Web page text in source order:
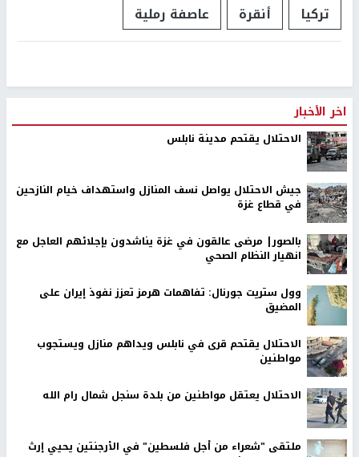
تركيا
أنقرة عاصفة رملية
اخر الأخبار
الاحتلال يقتحم مدينة نابلس
جيش الاحتلال يواصل نسف المنازل واستهداف خيام النازحين
في قطاع غزة
بالصور| مرضى عالقون في غزة يناشدون بإجلائهم العاجل مع
انهيار النظام الصحي
وول ستريت جورنال: تفاهمات هرمز تعزز نفوذ إيران على
المضيق
الاحتلال يقتحم قرى في نابلس ويداهم منازل ويستجوب
مواطنين
الاحتلال يعتقل مواطنين من بلدة سنجل شمال رام الله
ملتقى "شعراء من أجل فلسطين" في الأرجنتين يحيي إرث